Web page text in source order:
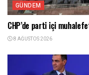
GÜNDEM
CHP’de parti içi
8 AĞUSTOS 2026